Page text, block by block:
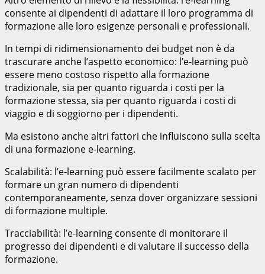
consente ai dipendenti di adattare il loro programma di
formazione alle loro esigenze personali e professionali.
In tempi di ridimensionamento dei budget non è da
trascurare anche l’aspetto economico: l’e-learning può
essere meno costoso rispetto alla formazione
tradizionale, sia per quanto riguarda i costi per la
formazione stessa, sia per quanto riguarda i costi di
viaggio e di soggiorno per i dipendenti.
Ma esistono anche altri fattori che influiscono sulla scelta
di una formazione e-learning.
Scalabilità: l’e-learning può essere facilmente scalato per
formare un gran numero di dipendenti
contemporaneamente, senza dover organizzare sessioni
di formazione multiple.
Tracciabilità: l’e-learning consente di monitorare il
progresso dei dipendenti e di valutare il successo della
formazione.